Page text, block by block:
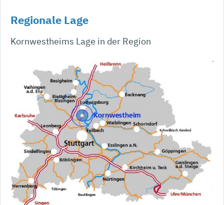
Regionale Lage
Kornwestheims Lage in der Region